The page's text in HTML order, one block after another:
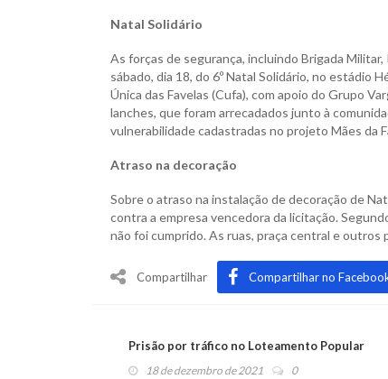
Natal Solidário
As forças de segurança, incluindo Brigada
sábado, dia 18, do 6º Natal Solidário, no estádio
Única das Favelas (Cufa), com apoio do Grupo
lanches, que foram arrecadados junto à
vulnerabilidade cadastradas no projeto Mães da
Atraso na decoração
Sobre o atraso na instalação de decoração de
contra a empresa vencedora da licitação.
não foi cumprido. As ruas, praça central e
Compartilhar Compartilhar no
Prisão por tráfico no Loteamento Popular
18 de dezembro de 2021 0